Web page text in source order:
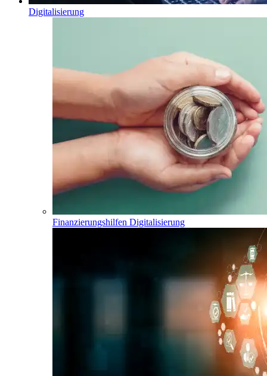
Digitalisierung
Finanzierungshilfen Digitalisierung